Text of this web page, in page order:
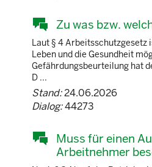
Zu was bzw.
Laut § 4 Arbeitsschutzgesetz
Leben und die Gesundheit
Gefährdungsbeurteilung hat
D ...
Stand:24.06.2026
Dialog:44273
Muss für einen
Arbeitnehmer